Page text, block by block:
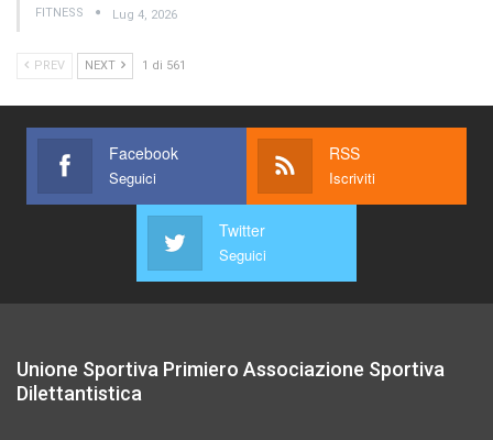
FITNESS Lug 4, 2026
PREV NEXT 1 di 561
Facebook
Seguici
RSS
Iscriviti
Twitter
Seguici
Unione Sportiva Primiero Associazione Sportiva
Dilettantistica